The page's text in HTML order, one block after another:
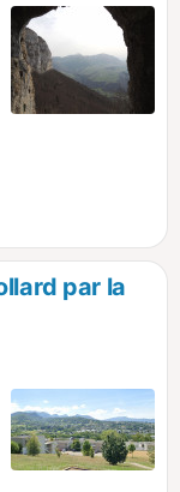
par la